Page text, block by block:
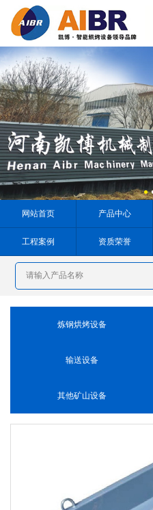
网站首页 产品中心
工程案例 资质荣誉
炼钢烘烤设备
输送设备
其他矿山设备